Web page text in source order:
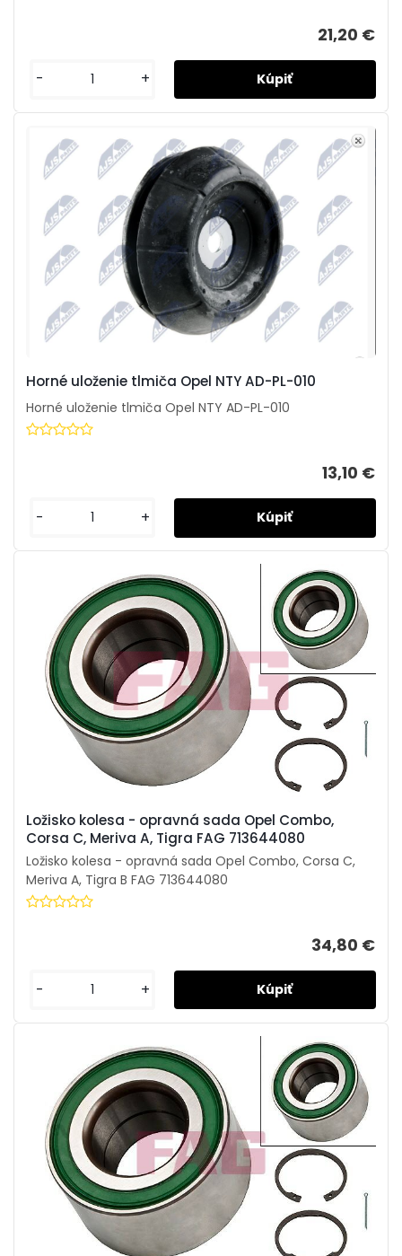
21,20 €
- +
Horné uloženie tlmiča Opel NTY AD-PL-010
Horné uloženie tlmiča Opel NTY AD-PL-010
13,10 €
- +
Ložisko kolesa - opravná sada Opel Combo,
Corsa C, Meriva A, Tigra FAG 713644080
Ložisko kolesa - opravná sada Opel Combo, Corsa C,
Meriva A, Tigra B FAG 713644080
34,80 €
- +